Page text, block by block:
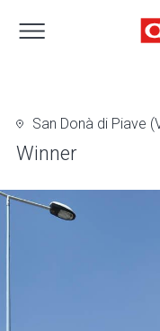
San Donà di Piave
Winner